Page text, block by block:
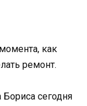
как
ремонт.
сегодня